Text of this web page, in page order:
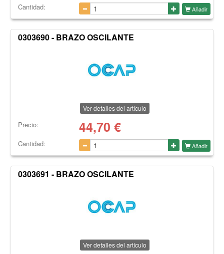
Cantidad: Añadir
0303690 - BRAZO OSCILANTE
Ver detalles del artículo
Precio: 44,70 €
Cantidad: Añadir
0303691 - BRAZO OSCILANTE
Ver detalles del artículo